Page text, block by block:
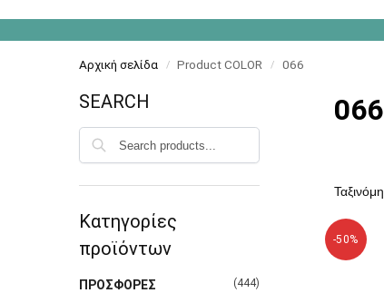
Αρχική σελίδα / Product COLOR / 066
066
-50%
SEARCH
Κατηγορίες
προϊόντων
ΠΡΟΣΦΟΡΕΣ (444)